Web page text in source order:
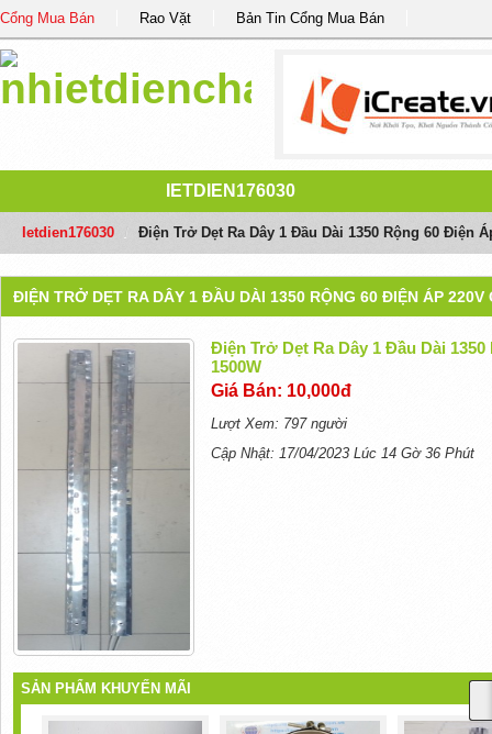
Cổng Mua Bán Rao Vặt Bản Tin Cổng Mua Bán
IETDIEN176030
Ietdien176030 Điện Trở Dẹt Ra Dây 1 Đầu Dài 1350 Rộng 60 Điện
ĐIỆN TRỞ DẸT RA DÂY 1 ĐẦU DÀI 1350 RỘNG 60 ĐIỆN ÁP 220V
Điện Trở Dẹt Ra Dây 1 Đầu Dài
1500W
Giá Bán: 10,000đ
Lượt Xem: 797 người
Cập Nhật: 17/04/2023 Lúc 14 Gờ 36 Phút
SẢN PHẨM KHUYẾN MÃI